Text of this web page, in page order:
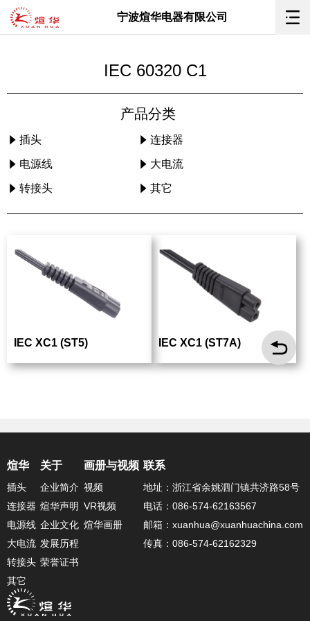
宁波煊华电器有限公司
IEC 60320 C1
产品分类
插头 连接器
电源线 大电流
转接头 其它
IEC XC1 (ST5) IEC XC1 (ST7A)
煊华
插头
连接器
电源线
大电流
转接头
其它
关于
企业简介
煊华声明
企业文化
发展历程
荣誉证书
画册与视频
视频
VR视频
煊华画册
联系
地址：浙江省余姚泗门镇共济路58号
电话：086-574-62163567
邮箱：xuanhua@xuanhuachina.com
传真：086-574-62162329